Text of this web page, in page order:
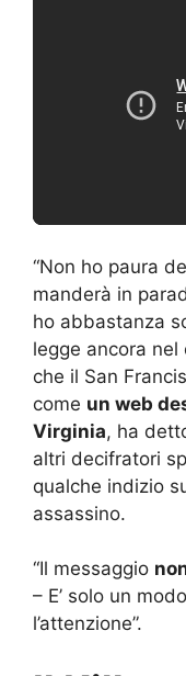
“Non ho paura
manderà in
ho abbastanza
legge ancora
che il San
come un web
Virginia, ha
altri decifratori
qualche indizio
assassino.
“Il messaggio
– E’ solo un
l’attenzione”.